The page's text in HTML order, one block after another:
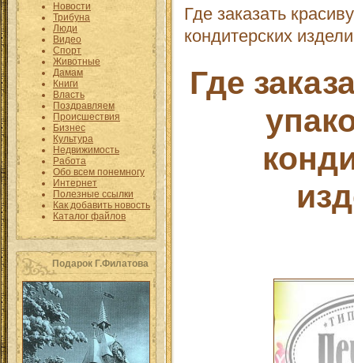
Новости
Трибуна
Люди
Видео
Спорт
Животные
Дамам
Книги
Власть
Поздравляем
Происшествия
Бизнес
Культура
Недвижимость
Работа
Обо всем понемногу
Интернет
Полезные ссылки
Как добавить новость
Каталог файлов
Подарок Г.Филатова
Где заказать
кондитерских
Где